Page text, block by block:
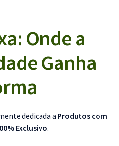
Onde a
Ganha
dedicada a Produtos com
Exclusivo.